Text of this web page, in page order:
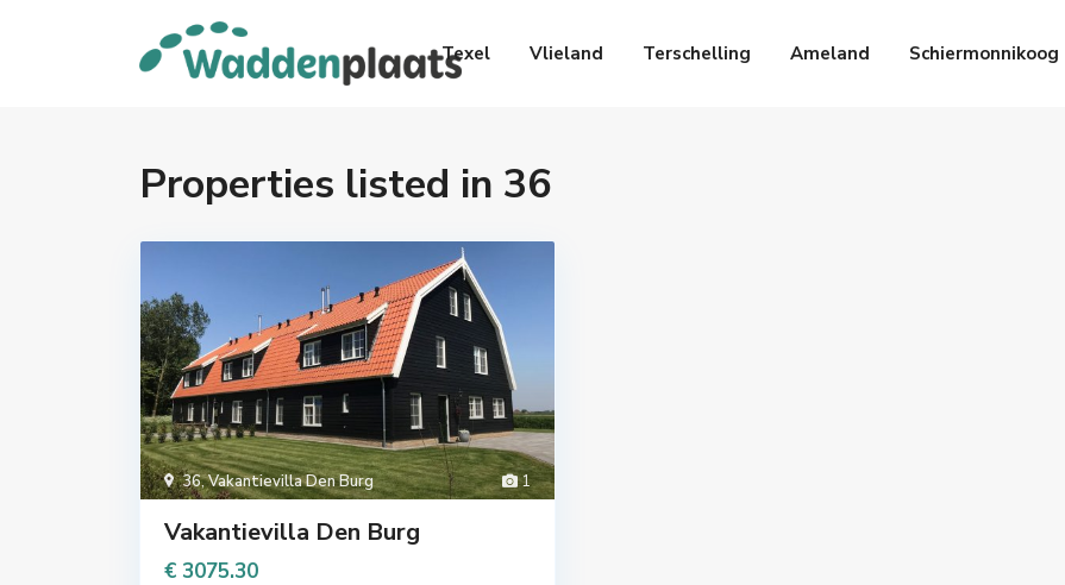
Texel Vlieland Terschelling Ameland Schiermonnikoog
Properties listed in 36
1
36,Vakantievilla Den Burg
Vakantievilla Den Burg
€ 3075.30